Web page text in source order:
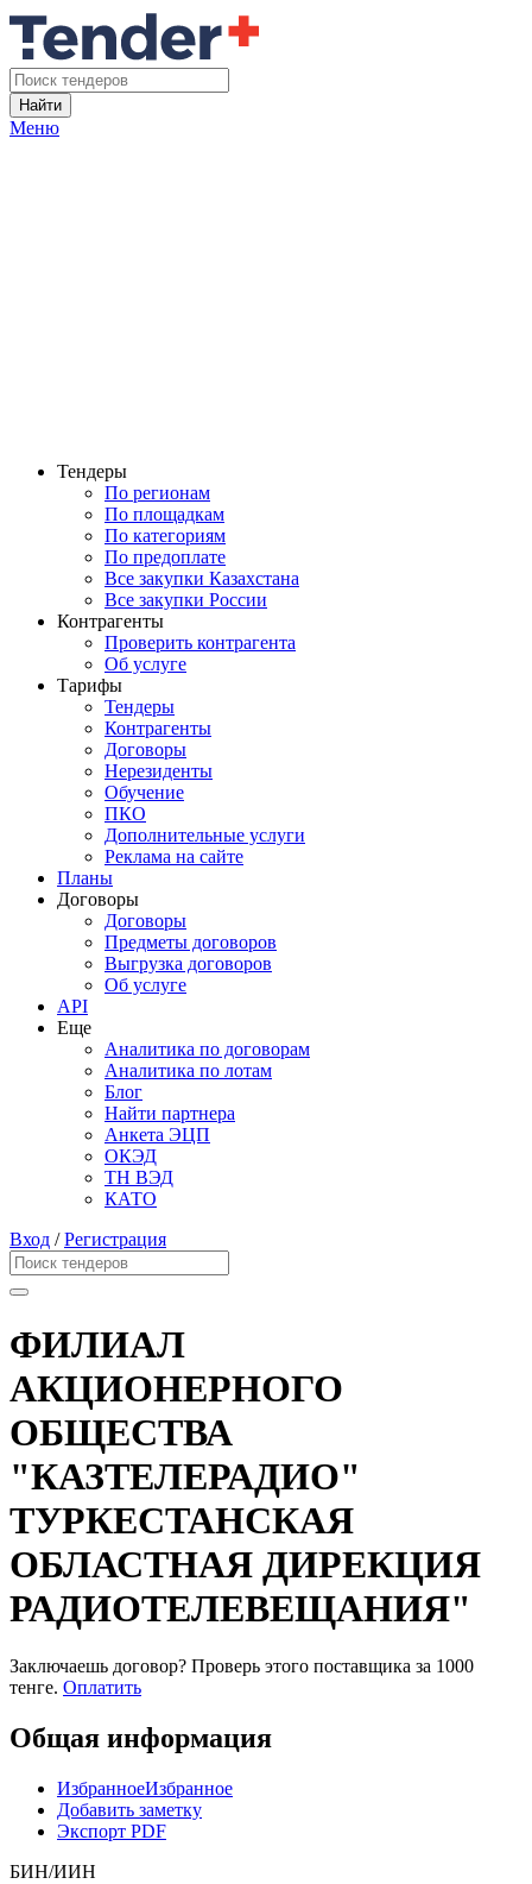
Найти
Меню
Тендеры
По регионам
По площадкам
По категориям
По предоплате
Все закупки Казахстана
Все закупки России
Контрагенты
Проверить контрагента
Об услуге
Тарифы
Тендеры
Контрагенты
Договоры
Нерезиденты
Обучение
ПКО
Дополнительные услуги
Реклама на сайте
Планы
Договоры
Договоры
Предметы договоров
Выгрузка договоров
Об услуге
API
Еще
Аналитика по договорам
Аналитика по лотам
Блог
Найти партнера
Анкета ЭЦП
ОКЭД
ТН ВЭД
КАТО
Вход /Регистрация
ФИЛИАЛ
АКЦИОНЕРНОГО
ОБЩЕСТВА
"КАЗТЕЛЕРАДИО"
ТУРКЕСТАНСКАЯ
ОБЛАСТНАЯ ДИРЕКЦИЯ
РАДИОТЕЛЕВЕЩАНИЯ"
Заключаешь договор? Проверь этого поставщика за 1000
тенге. Оплатить
Общая информация
ИзбранноеИзбранное
Добавить заметку
Экспорт PDF
БИН/ИИН